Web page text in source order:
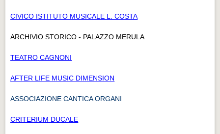
CIVICO ISTITUTO MUSICALE L. COSTA
ARCHIVIO STORICO - PALAZZO MERULA
TEATRO CAGNONI
AFTER LIFE MUSIC DIMENSION
ASSOCIAZIONE CANTICA ORGANI
CRITERIUM DUCALE